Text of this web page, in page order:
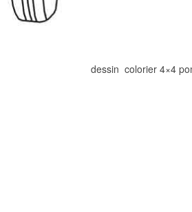
dessin  colorier 4×4